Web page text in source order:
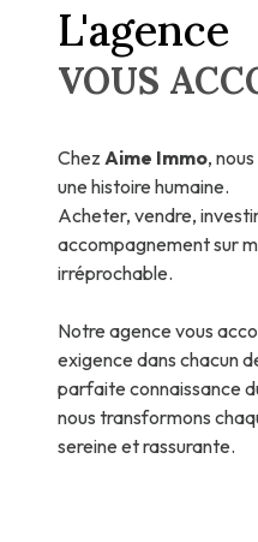
L'agence
VOUS
Chez Aime Immo,
une histoire humaine.
Acheter, vendre,
accompagnement sur
irréprochable.
Notre agence vous
exigence dans chacun
parfaite connaissance
nous transformons
sereine et rassurante.